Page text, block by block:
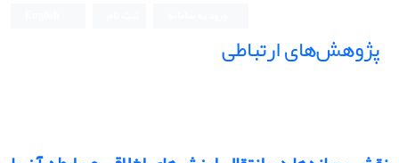
پژوهش‌های ارتباطی